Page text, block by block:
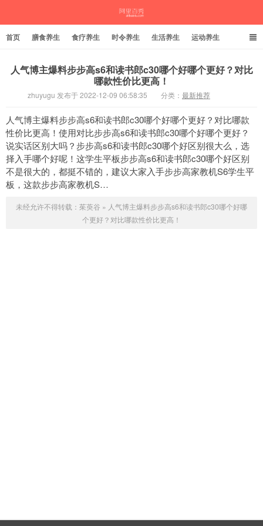
茱萸谷
首页 膳食养生 食疗养生 时令养生 生活养生 运动养生
人气博主爆料步步高s6和读书郎c30哪个好哪个更好？对比
哪款性价比更高！
zhuyugu 发布于 2022-12-09 06:58:35 分类： 最新推荐
人气博主爆料步步高s6和读书郎c30哪个好哪个更好？对比哪款
性价比更高！使用对比步步高s6和读书郎c30哪个好哪个更好？
说实话区别大吗？步步高s6和读书郎c30哪个好区别很大么，选
择入手哪个好呢！这学生平板步步高s6和读书郎c30哪个好区别
不是很大的，都挺不错的，建议大家入手步步高家教机S6学生平
板，这款步步高家教机S…
未经允许不得转载： 茱萸谷 » 人气博主爆料步步高s6和读书郎c30哪个好哪
个更好？对比哪款性价比更高！